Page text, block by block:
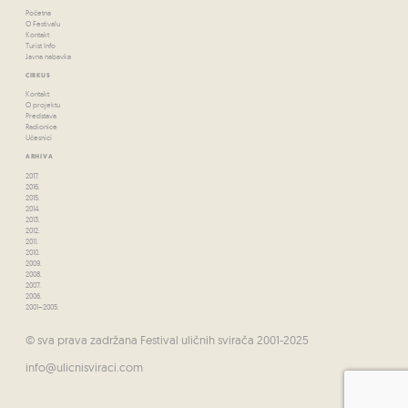
Početna
O Festivalu
Kontakt
Turist Info
Javna nabavka
CIRKUS
Kontakt
O projektu
Predstava
Radionice
Učesnici
ARHIVA
2017.
2016.
2015.
2014.
2013.
2012.
2011.
2010.
2009.
2008.
2007.
2006.
2001–2005.
© sva prava zadržana Festival uličnih svirača 2001-2025
info@ulicnisviraci.com